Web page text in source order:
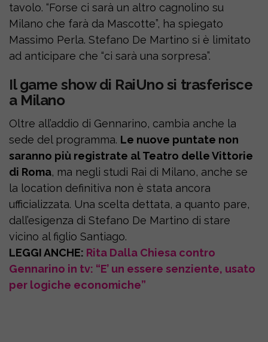
tavolo. “Forse ci sarà un altro cagnolino su
Milano che farà da Mascotte”, ha spiegato
Massimo Perla. Stefano De Martino si è limitato
ad anticipare che “ci sarà una sorpresa”.
Il game show di RaiUno si trasferisce
a Milano
Oltre all’addio di Gennarino, cambia anche la
sede del programma. Le nuove puntate non
saranno più registrate al Teatro delle Vittorie
di Roma, ma negli studi Rai di Milano, anche se
la location definitiva non è stata ancora
ufficializzata. Una scelta dettata, a quanto pare,
dall’esigenza di Stefano De Martino di stare
vicino al figlio Santiago.
LEGGI ANCHE: Rita Dalla Chiesa contro
Gennarino in tv: “E’ un essere senziente, usato
per logiche economiche”